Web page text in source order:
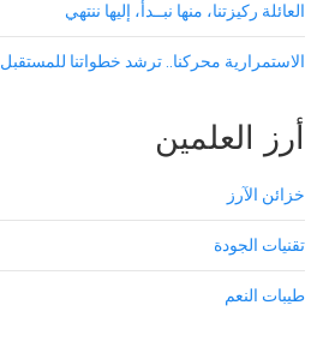
العائلة ركيزتنا، منها نبــدأ، إليها ننتهي
الاستمرارية محركنا.. ترشد خطواتنا للمستقبل
أرز العلمين
خزائن الآرز
تقنيات الجودة
طيبات النعم